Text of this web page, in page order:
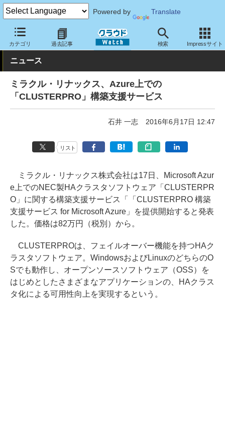
Powered by Translate
カテゴリ 過去記事 検索 Impressサイト
クラウド Watch サービス・ソフト サービス 導入支援
ニュース
ミラクル・リナックス、Azure上での
「CLUSTERPRO」構築支援サービス
石井 一志 2016年6月17日 12:47
リスト
ミラクル・リナックス株式会社は17日、Microsoft Azur
e上でのNEC製HAクラスタソフトウェア「CLUSTERPR
O」に関する構築支援サービス「「CLUSTERPRO 構築
支援サービス for Microsoft Azure」を提供開始すると発表
した。価格は82万円（税別）から。
CLUSTERPROは、フェイルオーバー機能を持つHAク
ラスタソフトウェア。WindowsおよびLinuxのどちらのO
Sでも動作し、オープンソースソフトウェア（OSS）を
はじめとしたさまざまなアプリケーションの、HAクラス
タ化による可用性向上を実現するという。